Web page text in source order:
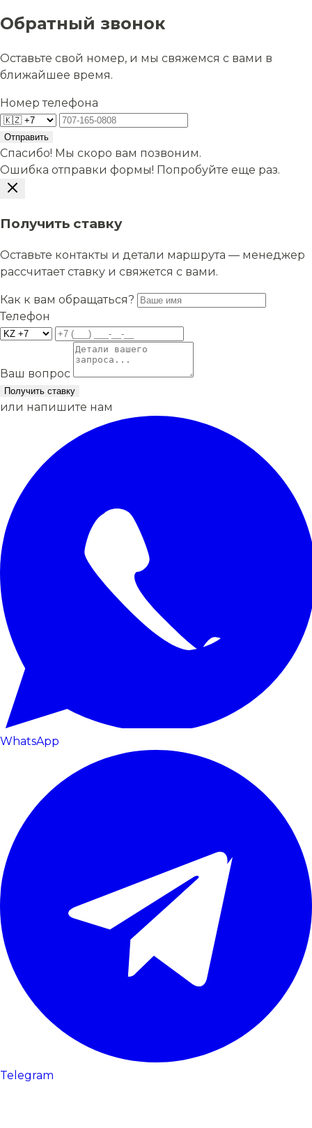
Обратный звонок
Оставьте свой номер, и мы свяжемся с вами в
ближайшее время.
Номер телефона
Отправить
Спасибо! Мы скоро вам позвоним.
Ошибка отправки формы! Попробуйте еще раз.
Получить ставку
Оставьте контакты и детали маршрута — менеджер
рассчитает ставку и свяжется с вами.
Как к вам обращаться?
Телефон
Ваш вопрос
Получить ставку
или напишите нам
WhatsApp
Telegram